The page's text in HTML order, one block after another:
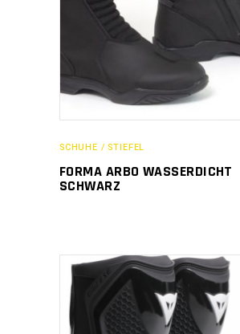
SCHUHE / STIEFEL
FORMA ARBO WASSERDICHT
SCHWARZ